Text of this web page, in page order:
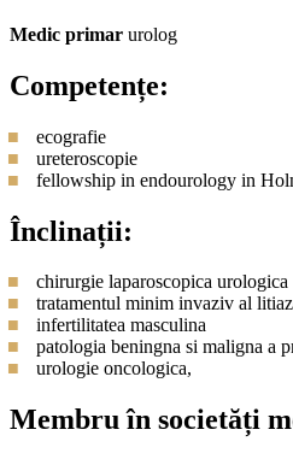
Medic primar urolog
Competențe:
ecografie
ureteroscopie
fellowship in endourology in
Înclinații:
chirurgie laparoscopica urologica
tratamentul minim invaziv al
infertilitatea masculina
patologia beningna si maligna a
urologie oncologica,
Membru în societăți